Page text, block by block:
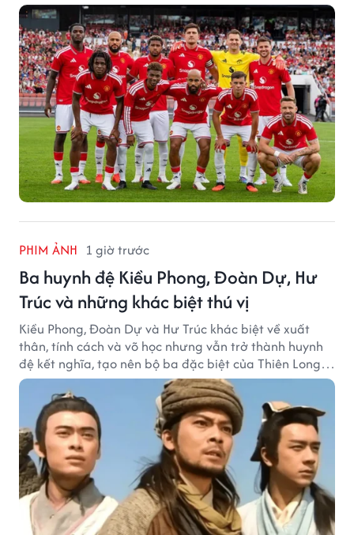
PHIM ẢNH 1 giờ trước
Ba huynh đệ Kiều Phong, Đoàn Dự, Hư
Trúc và những khác biệt thú vị
Kiều Phong, Đoàn Dự và Hư Trúc khác biệt về xuất
thân, tính cách và võ học nhưng vẫn trở thành huynh
đệ kết nghĩa, tạo nên bộ ba đặc biệt của Thiên Long
Bát Bộ.